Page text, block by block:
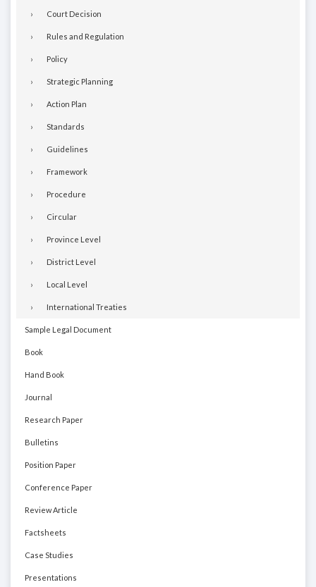
Court Decision
Rules and Regulation
Policy
Strategic Planning
Action Plan
Standards
Guidelines
Framework
Procedure
Circular
Province Level
District Level
Local Level
International Treaties
Sample Legal Document
Book
Hand Book
Journal
Research Paper
Bulletins
Position Paper
Conference Paper
Review Article
Factsheets
Case Studies
Presentations